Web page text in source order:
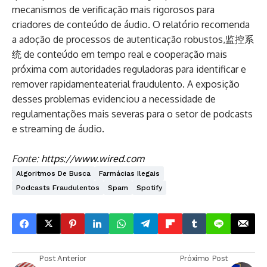
mecanismos de verificação mais rigorosos para
criadores de conteúdo de áudio. O relatório recomenda
a adoção de processos de autenticação robustos,监控系
统 de conteúdo em tempo real e cooperação mais
próxima com autoridades reguladoras para identificar e
remover rapidamenteaterial fraudulento. A exposição
desses problemas evidenciou a necessidade de
regulamentações mais severas para o setor de podcasts
e streaming de áudio.
Fonte: https://www.wired.com
Algoritmos De Busca
Farmácias Ilegais
Podcasts Fraudulentos
Spam Spotify
Post Anterior Próximo Post